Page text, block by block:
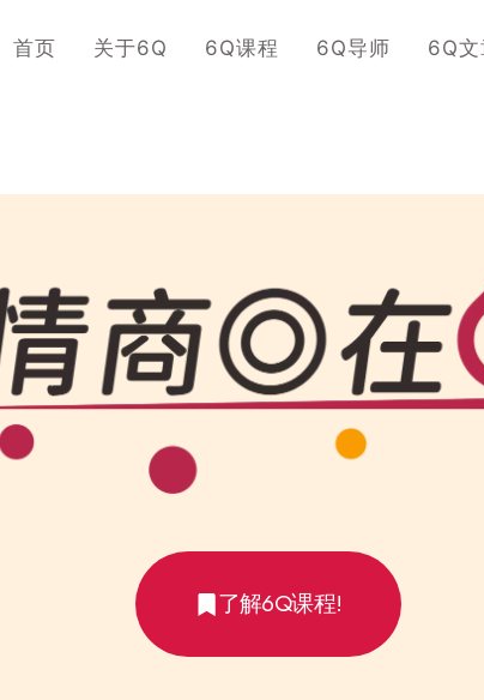
首页 关于6Q 6Q课程 6Q导师 6Q文
了解6Q课程!